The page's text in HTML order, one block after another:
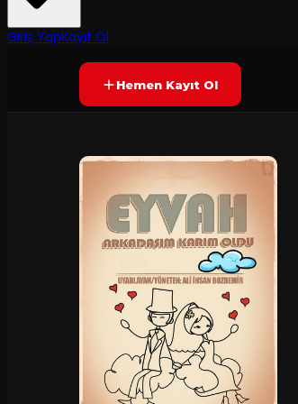
Giriş YapKayıt OlYAKINDA
Hemen Kayıt Ol